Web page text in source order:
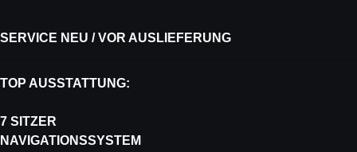
SERVICE NEU / VOR AUSLIEFERUNG
TOP AUSSTATTUNG:
7 SITZER
NAVIGATIONSSYSTEM